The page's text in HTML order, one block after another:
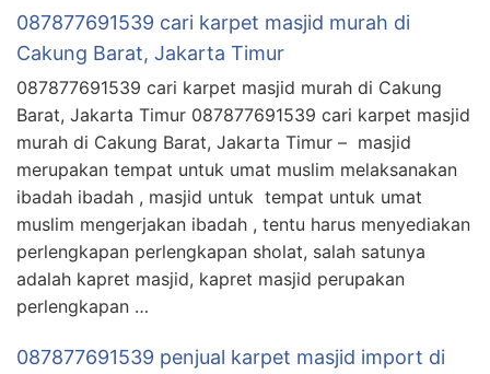
087877691539 cari karpet masjid murah di
Cakung Barat, Jakarta Timur
087877691539 cari karpet masjid murah di Cakung
Barat, Jakarta Timur 087877691539 cari karpet masjid
murah di Cakung Barat, Jakarta Timur – masjid
merupakan tempat untuk umat muslim melaksanakan
ibadah ibadah , masjid untuk tempat untuk umat
muslim mengerjakan ibadah , tentu harus menyediakan
perlengkapan perlengkapan sholat, salah satunya
adalah kapret masjid, kapret masjid perupakan
perlengkapan …
087877691539 penjual karpet masjid import di